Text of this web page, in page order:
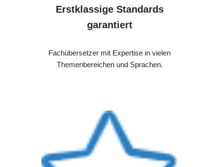
Erstklassige Standards
garantiert
Fachübersetzer mit Expertise in vielen
Themenbereichen und Sprachen.